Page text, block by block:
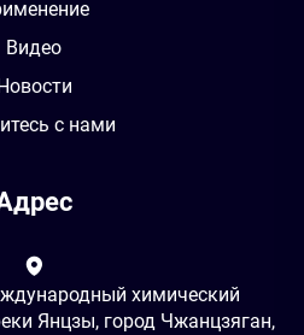
Видео
с нами
химический
Янцзы, город Чжанцзяган,